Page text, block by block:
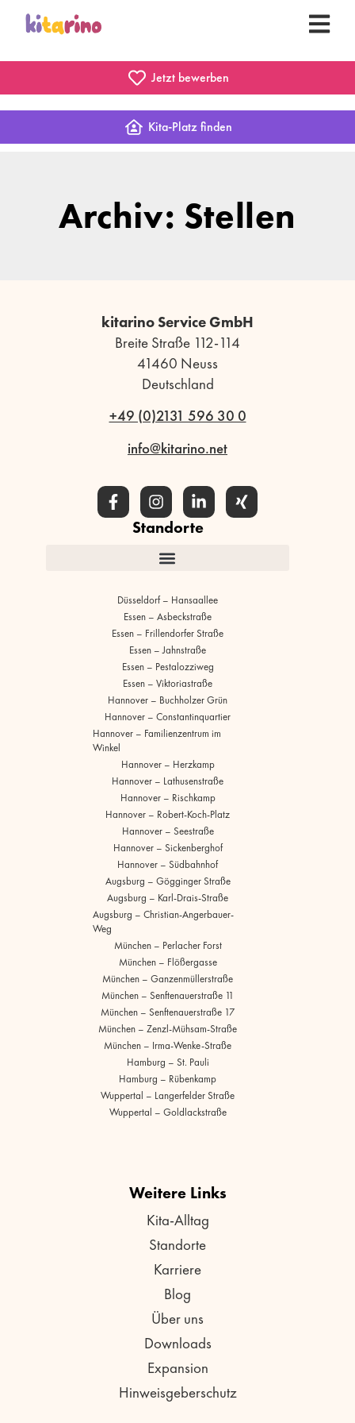
Jetzt bewerben
Kita-Platz finden
Archiv: Stellen
kitarino Service GmbH
Breite Straße 112-114
41460 Neuss
Deutschland
+49 (0)2131 596 30 0
info@kitarino.net
Standorte
Düsseldorf – Hansaallee
Essen – Asbeckstraße
Essen – Frillendorfer Straße
Essen – Jahnstraße
Essen – Pestalozziweg
Essen – Viktoriastraße
Hannover – Buchholzer Grün
Hannover – Constantinquartier
Hannover – Familienzentrum im
Winkel
Hannover – Herzkamp
Hannover – Lathusenstraße
Hannover – Rischkamp
Hannover – Robert-Koch-Platz
Hannover – Seestraße
Hannover – Sickenberghof
Hannover – Südbahnhof
Augsburg – Gögginger Straße
Augsburg – Karl-Drais-Straße
Augsburg – Christian-Angerbauer-
Weg
München – Perlacher Forst
München – Flößergasse
München – Ganzenmüllerstraße
München – Senftenauerstraße 11
München – Senftenauerstraße 17
München – Zenzl-Mühsam-Straße
München – Irma-Wenke-Straße
Hamburg – St. Pauli
Hamburg – Rübenkamp
Wuppertal – Langerfelder Straße
Wuppertal – Goldlackstraße
Weitere Links
Kita-Alltag
Standorte
Karriere
Blog
Über uns
Downloads
Expansion
Hinweisgeberschutz